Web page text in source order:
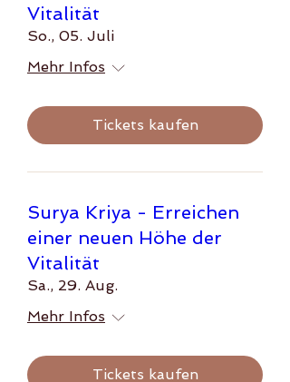
Vitalität
So., 05. Juli
Mehr Infos
Tickets kaufen
Surya Kriya - Erreichen
einer neuen Höhe der
Vitalität
Sa., 29. Aug.
Mehr Infos
Tickets kaufen